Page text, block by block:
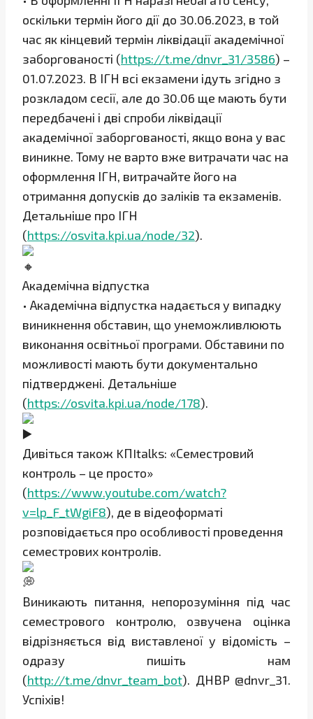
оскільки термін його дії до 30.06.2023, в той
час як кінцевий термін ліквідації академічної
заборгованості (https://t.me/dnvr_31/3586) –
01.07.2023. В ІГН всі екзамени ідуть згідно з
розкладом сесії, але до 30.06 ще мають бути
передбачені і дві спроби ліквідації
академічної заборгованості, якщо вона у вас
виникне. Тому не варто вже витрачати час на
оформлення ІГН, витрачайте його на
отримання допусків до заліків та екзаменів.
Детальніше про ІГН
(https://osvita.kpi.ua/node/32).
Академічна відпустка
• Академічна відпустка надається у випадку
виникнення обставин, що унеможливлюють
виконання освітньої програми. Обставини по
можливості мають бути документально
підтверджені. Детальніше
(https://osvita.kpi.ua/node/178).
Дивіться також KПItalks: «Семестровий
контроль – це просто»
(https://www.youtube.com/watch?
v=lp_F_tWgiF8), де в відеоформаті
розповідається про особливості проведення
семестрових контролів.
Виникають питання, непорозуміння під час
семестрового контролю, озвучена оцінка
відрізняється від виставленої у відомість –
одразу пишіть нам
(http://t.me/dnvr_team_bot). ДНВР @dnvr_31.
Успіхів!